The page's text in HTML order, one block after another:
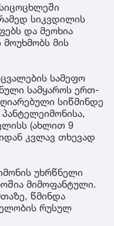
სიკვდილის
და მეოხია
მის
სამეფო
სამყაროს ერთ-
სიწმინდე
(ახლით 9
კვლავ თხევად
უხრწნელი
მიმოფანტული.
წმინდა
რუსულ